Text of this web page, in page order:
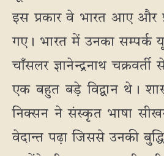
इस प्रकार वे भारत आए और
गए। भारत में उनका सम्पर्क
चाँसलर ज्ञानेन्द्रनाथ
एक बहुत बड़े विद्वान थे।
निक्सन ने संस्कृत भाषा
वेदान्त पढ़ा जिससे उनकी